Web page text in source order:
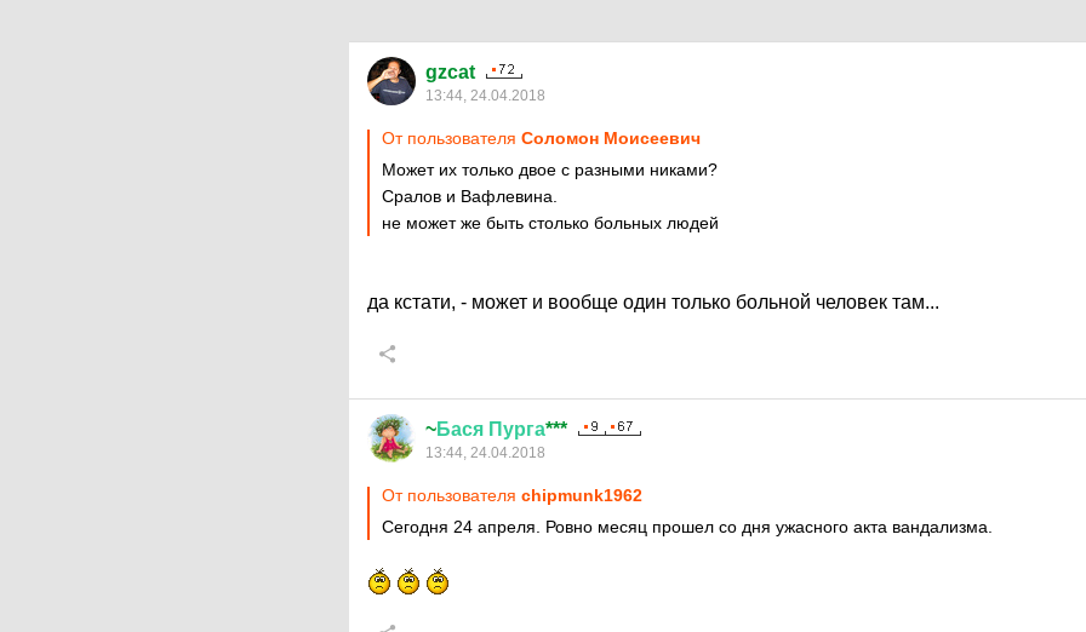
gzcat
13:44, 24.04.2018
От пользователя Соломон Моисеевич
Может их только двое с разными никами?
Сралов и Вафлевина.
не может же быть столько больных людей
да кстати, - может и вообще один только больной человек там...
~Бася Пурга***
13:44, 24.04.2018
От пользователя chipmunk1962
Сегодня 24 апреля. Ровно месяц прошел со дня ужасного акта вандализма.